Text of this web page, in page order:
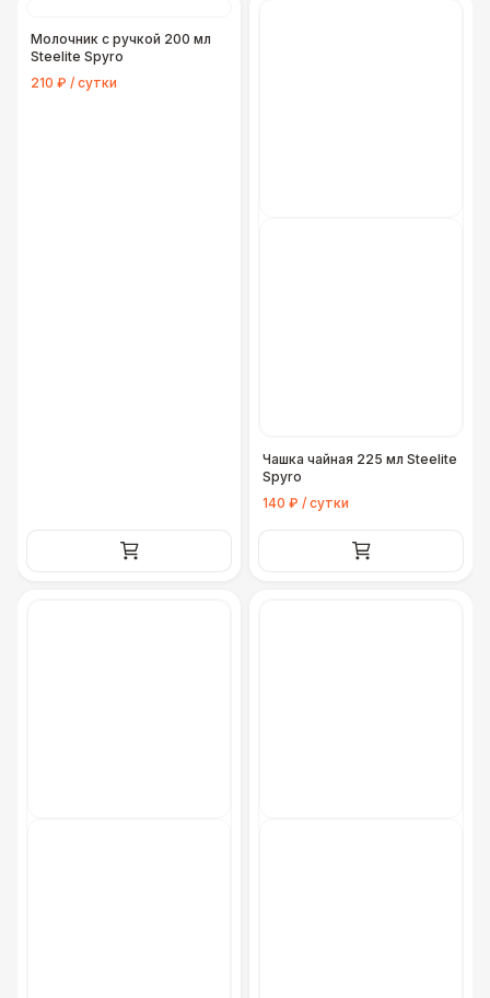
Молочник с ручкой 200 мл
Steelite Spyro
210 ₽ / сутки
Чашка чайная 225 мл Steelite
Spyro
140 ₽ / сутки